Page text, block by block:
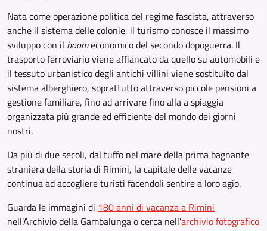
Nata come operazione politica del regime fascista, attraverso
anche il sistema delle colonie, il turismo conosce il massimo
sviluppo con il boomeconomico del secondo dopoguerra. Il
trasporto ferroviario viene affiancato da quello su automobili e
il tessuto urbanistico degli antichi villini viene sostituito dal
sistema alberghiero, soprattutto attraverso piccole pensioni a
gestione familiare, fino ad arrivare fino alla a spiaggia
organizzata più grande ed efficiente del mondo dei giorni
nostri.
Da più di due secoli, dal tuffo nel mare della prima bagnante
straniera della storia di Rimini, la capitale delle vacanze
continua ad accogliere turisti facendoli sentire a loro agio.
Guarda le immagini di 180 anni di vacanza a Rimini
nell'Archivio della Gambalunga o cerca nell'archivio fotografico